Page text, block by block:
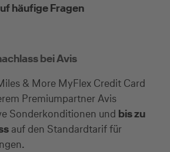
häufige Fragen
bei Avis
& More MyFlex Credit Card
Premiumpartner Avis
Sonderkonditionen und bis zu
auf den Standardtarif für